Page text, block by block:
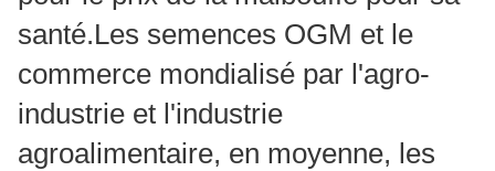
santé.Les semences OGM et le
commerce mondialisé par l'agro-
industrie et l'industrie
agroalimentaire, en moyenne, les